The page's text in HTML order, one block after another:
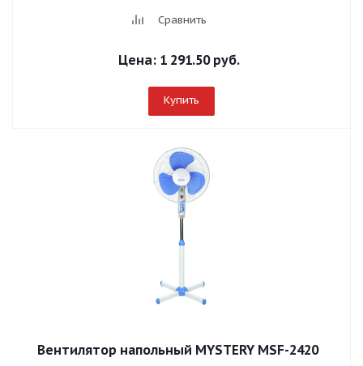
Сравнить
Цена: 1 291.50 руб.
Купить
Вентилятор напольный MYSTERY MSF-2420